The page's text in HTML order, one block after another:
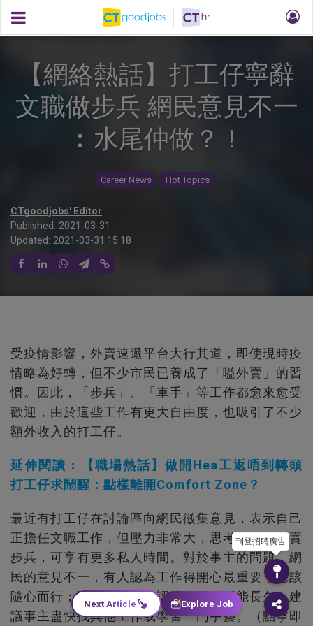
【網絡熱話】打工仔寧辭
文職做步兵 網民意見不一
︰水尾仲做？！
Career News Hot Topics
CTgoodjobs' Editor
Published: 2021-03-31
Updated: 2021-03-31 15:18
受疫情影響，外賣速遞平台大行其道，即使現時疫
情略為好轉，但不少市民已養成了「嗌外賣」的習
慣。因此，「步兵」、「車手」等工作都愈來愈受
歡迎，由於這些工作有更大自由度，也吸引了不少
額外收入的打工仔。
延伸閱讀：【職場熱話】做開Hea工返唔到轉頭
打工仔求鬧醒：點樣離開Comfort Zone？
最近有打工仔在討論區向網民徵集意見，表示自己
正擔任文職工作，但壓力非常大，思考轉職為外賣
步兵，可享有更多私人時間。對於事主的問題，網
民的意見不一，有人認為工作得開心最重要，應該
隨心而行；不過亦有網民認為做步兵不能長久，建
議事主盡快找其他工作或學習一門手藝。（點擊即
刊登招聘廣告
Next Article Explore Job